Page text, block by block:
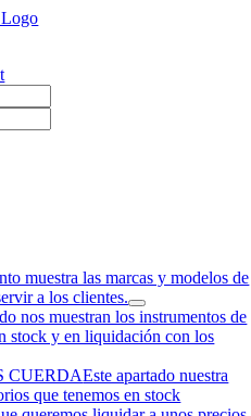
muestra las marcas y modelos de
a los clientes.
nos muestran los instrumentos de
stock y en liquidación con los
CUERDAEste apartado nuestra
que tenemos en stock